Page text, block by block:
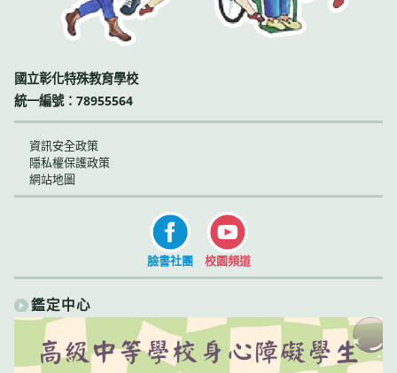
國立彰化特殊教育學校
統一編號：78955564
資訊安全政策
隱私權保護政策
網站地圖
臉書社團 校園頻道
鑑定中心